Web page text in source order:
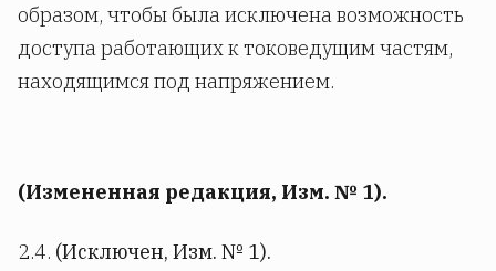
образом, чтобы была исключена возможность
доступа работающих к токоведущим частям,
находящимся под напряжением.
(Измененная редакция, Изм. № 1).
2.4. (Исключен, Изм. № 1).